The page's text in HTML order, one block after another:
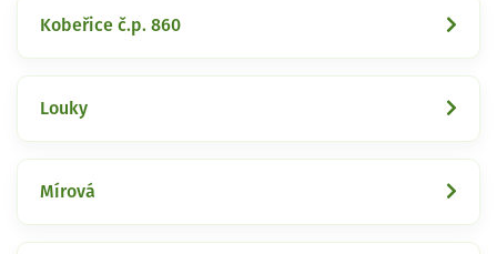
Kobeřice č.p. 860
Louky
Mírová